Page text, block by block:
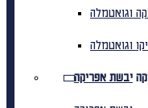
וגואטמלה
וגואטמלה
יבשת אפריקה